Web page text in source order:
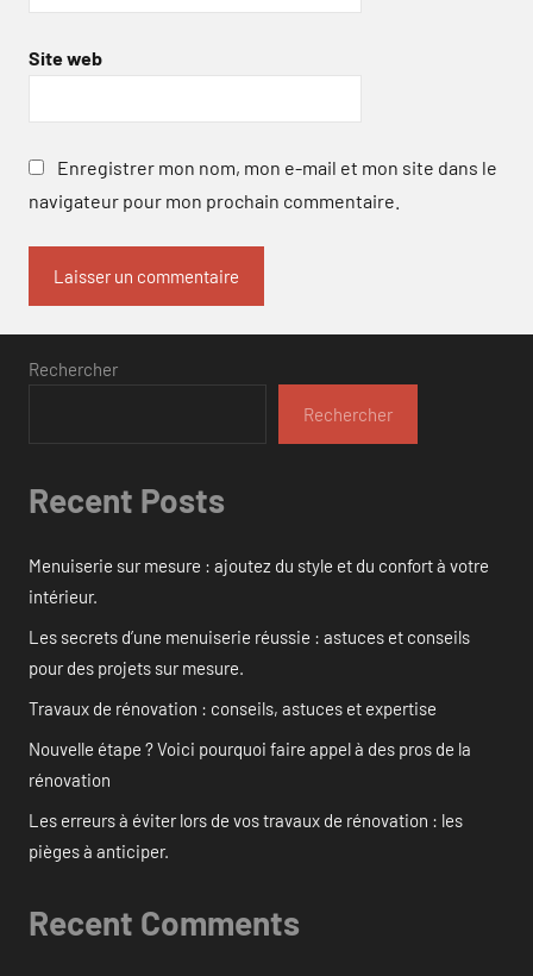
Site web
Enregistrer mon nom, mon e-mail et mon site dans le
navigateur pour mon prochain commentaire.
Rechercher
Rechercher
Recent Posts
Menuiserie sur mesure : ajoutez du style et du confort à votre
intérieur.
Les secrets d’une menuiserie réussie : astuces et conseils
pour des projets sur mesure.
Travaux de rénovation : conseils, astuces et expertise
Nouvelle étape ? Voici pourquoi faire appel à des pros de la
rénovation
Les erreurs à éviter lors de vos travaux de rénovation : les
pièges à anticiper.
Recent Comments